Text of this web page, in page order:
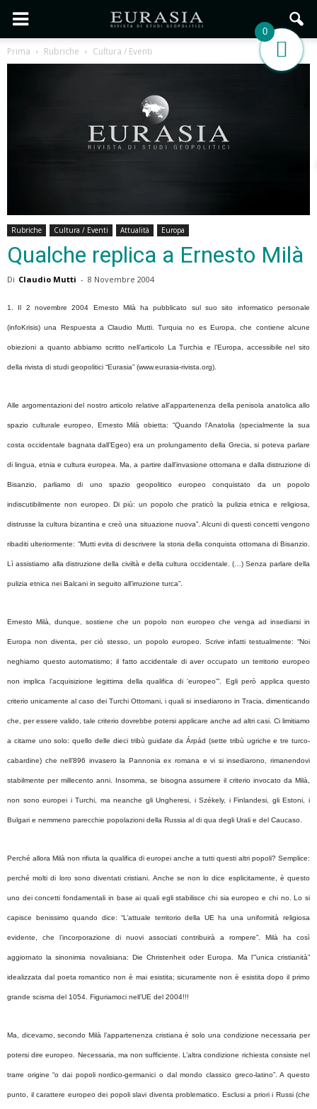
Prima Rubriche Cultura / Eventi
Rubriche Cultura / Eventi Attualità Europa
Qualche replica a Ernesto Milà
Di Claudio Mutti - 8 Novembre 2004
1. Il 2 novembre 2004 Ernesto Milà ha pubblicato sul suo sito informatico personale
(infoKrisis) una Respuesta a Claudio Mutti. Turquia no es Europa, che contiene alcune
obiezioni a quanto abbiamo scritto nell’articolo La Turchia e l’Europa, accessibile nel sito
della rivista di studi geopolitici “Eurasia” (www.eurasia-rivista.org).
Alle argomentazioni del nostro articolo relative all’appartenenza della penisola anatolica allo
spazio culturale europeo, Ernesto Milà obietta: “Quando l’Anatolia (specialmente la sua
costa occidentale bagnata dall’Egeo) era un prolungamento della Grecia, si poteva parlare
di lingua, etnia e cultura europea. Ma, a partire dall’invasione ottomana e dalla distruzione di
Bisanzio, parliamo di uno spazio geopolitico europeo conquistato da un popolo
indiscutibilmente non europeo. Di più: un popolo che praticò la pulizia etnica e religiosa,
distrusse la cultura bizantina e creò una situazione nuova”. Alcuni di questi concetti vengono
ribaditi ulteriormente: “Mutti evita di descrivere la storia della conquista ottomana di Bisanzio.
Lì assistiamo alla distruzione della civiltà e della cultura occidentale. (…) Senza parlare della
pulizia etnica nei Balcani in seguito all’irruzione turca”.
Ernesto Milà, dunque, sostiene che un popolo non europeo che venga ad insediarsi in
Europa non diventa, per ciò stesso, un popolo europeo. Scrive infatti testualmente: “Noi
neghiamo questo automatismo; il fatto accidentale di aver occupato un territorio europeo
non implica l’acquisizione legittima della qualifica di ‘europeo'”. Egli però applica questo
criterio unicamente al caso dei Turchi Ottomani, i quali si insediarono in Tracia, dimenticando
che, per essere valido, tale criterio dovrebbe potersi applicare anche ad altri casi. Ci limitiamo
a citarne uno solo: quello delle dieci tribù guidate da Árpád (sette tribù ugriche e tre turco-
cabardine) che nell’896 invasero la Pannonia ex romana e vi si insediarono, rimanendovi
stabilmente per millecento anni. Insomma, se bisogna assumere il criterio invocato da Milà,
non sono europei i Turchi, ma neanche gli Ungheresi, i Székely, i Finlandesi, gli Estoni, i
Bulgari e nemmeno parecchie popolazioni della Russia al di qua degli Urali e del Caucaso.
Perché allora Milà non rifiuta la qualifica di europei anche a tutti questi altri popoli? Semplice:
perché molti di loro sono diventati cristiani. Anche se non lo dice esplicitamente, è questo
uno dei concetti fondamentali in base ai quali egli stabilisce chi sia europeo e chi no. Lo si
capisce benissimo quando dice: “L’attuale territorio della UE ha una uniformità religiosa
evidente, che l’incorporazione di nuovi associati contribuirà a rompere”. Milà ha così
aggiornato la sinonimia novalisiana: Die Christenheit oder Europa. Ma l'”unica cristianità”
idealizzata dal poeta romantico non è mai esistita; sicuramente non è esistita dopo il primo
grande scisma del 1054. Figuriamoci nell’UE del 2004!!!
Ma, dicevamo, secondo Milà l’appartenenza cristiana è solo una condizione necessaria per
potersi dire europeo. Necessaria, ma non sufficiente. L’altra condizione richiesta consiste nel
trarre origine “o dai popoli nordico-germanici o dal mondo classico greco-latino”. A questo
punto, il carattere europeo dei popoli slavi diventa problematico. Esclusi a priori i Russi (che
0